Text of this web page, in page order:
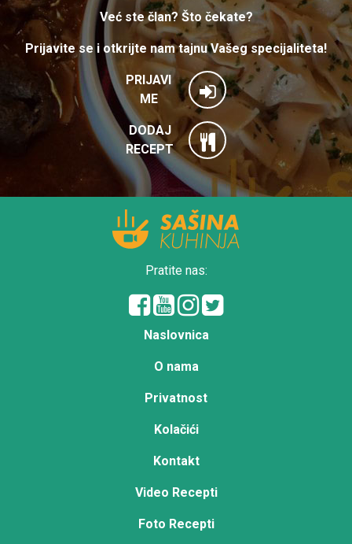
Već ste član? Što čekate?
Prijavite se i otkrijte nam tajnu Vašeg specijaliteta!
PRIJAVI
ME
DODAJ
RECEPT
Pratite nas:
Naslovnica
O nama
Privatnost
Kolačići
Kontakt
Video Recepti
Foto Recepti